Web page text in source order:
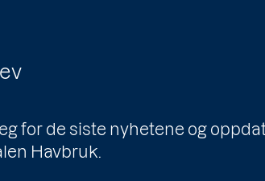
for de siste nyhetene og
Havbruk.